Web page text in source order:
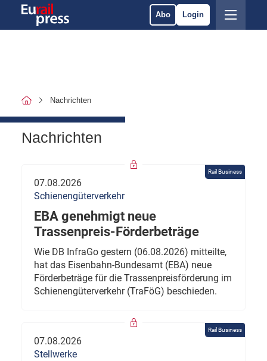
Abo Login
Nachrichten
Nachrichten
Rail Business
07.08.2026
Schienengüterverkehr
EBA genehmigt neue
Trassenpreis-Förderbeträge
Wie DB InfraGo gestern (06.08.2026) mitteilte,
hat das Eisenbahn-Bundesamt (EBA) neue
Förderbeträge für die Trassenpreisförderung im
Schienengüterverkehr (TraFöG) beschieden.
Rail Business
07.08.2026
Stellwerke